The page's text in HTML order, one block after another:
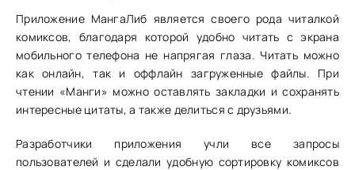
Приложение МангаЛиб является своего рода читалкой
комиксов, благодаря которой удобно читать с экрана
мобильного телефона не напрягая глаза. Читать можно
как онлайн, так и оффлайн загруженные файлы. При
чтении «Манги» можно оставлять закладки и сохранять
интересные цитаты, а также делиться с друзьями.
Разработчики приложения учли все запросы
пользователей и сделали удобную сортировку комиксов